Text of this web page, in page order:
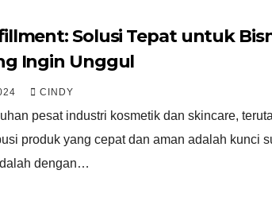
Solusi Tepat untuk
Ingin Unggul
CINDY
pesat industri kosmetik dan skincare,
produk yang cepat dan aman adalah kunci
dengan…